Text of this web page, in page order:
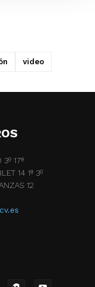
video
3º 17ª
14 1ª 3º
12